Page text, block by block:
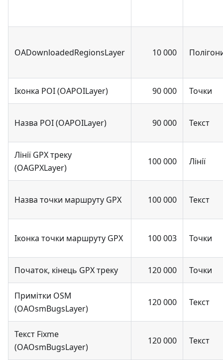
OADownloadedRegionsLayer 10 000
Іконка POI (OAPOILayer) 90 000 Точки
Назва POI (OAPOILayer) 90 000 Текст
Лінії GPX треку
(OAGPXLayer)
100 000 Лінії
Назва точки маршруту GPX 100 000 Текст
Іконка точки маршруту GPX 100 003 Точки
Початок, кінець GPX треку 120 000 Точки
Примітки OSM
(OAOsmBugsLayer)
120 000 Текст
Текст Fixme
(OAOsmBugsLayer)
120 000 Текст